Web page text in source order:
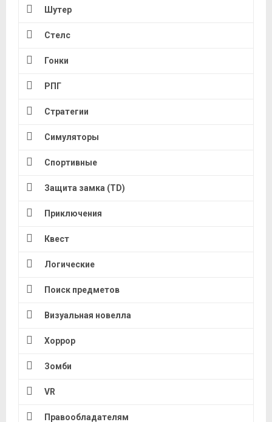
Шутер
Стелс
Гонки
РПГ
Стратегии
Симуляторы
Спортивные
Защита замка (TD)
Приключения
Квест
Логические
Поиск предметов
Визуальная новелла
Хоррор
Зомби
VR
Правообладателям